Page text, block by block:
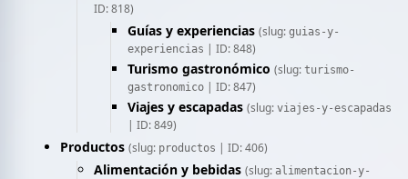
ID: 818)
Guías y experiencias (slug: guias-y-
experiencias | ID: 848)
Turismo gastronómico (slug: turismo-
gastronomico | ID: 847)
Viajes y escapadas (slug: viajes-y-escapadas
| ID: 849)
Productos (slug: productos | ID: 406)
Alimentación y bebidas (slug: alimentacion-y-